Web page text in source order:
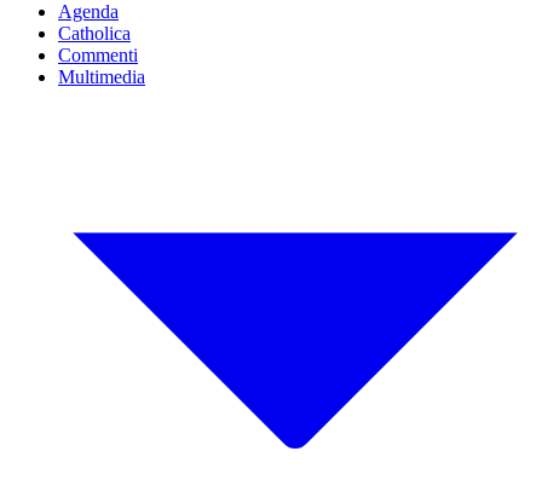
Agenda
Catholica
Commenti
Multimedia